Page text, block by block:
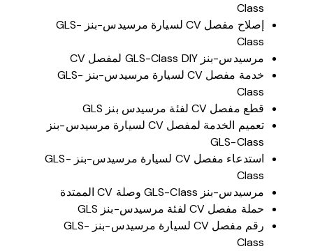
Class
إصلاح مفصل CV لسيارة مرسيدس-بنز GLS-
Class
مرسيدس-بنز GLS-Class DIY لمفصل CV
خدمة مفصل CV لسيارة مرسيدس-بنز GLS-
Class
قطع مفصل CV لفئة مرسيدس بنز GLS
تعميم الخدمة لمفصل CV لسيارة مرسيدس-بنز
GLS-Class
استدعاء مفصل CV لسيارة مرسيدس-بنز GLS-
Class
مرسيدس-بنز GLS-Class وصلة CV الممتدة
حملة مفصل CV لفئة مرسيدس-بنز GLS
رقم مفصل CV لسيارة مرسيدس-بنز GLS-
Class